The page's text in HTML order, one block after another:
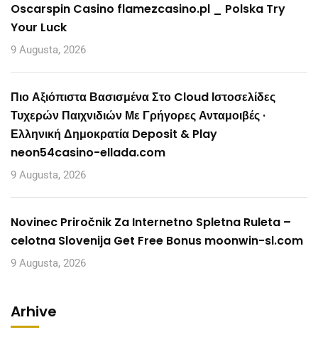
Oscarspin Casino flamezcasino.pl _ Polska Try
Your Luck
9 Augusta, 2026
Πιο Αξιόπιστα Βασισμένα Στο Cloud Ιστοσελίδες
Τυχερών Παιχνιδιών Με Γρήγορες Ανταμοιβές ·
Ελληνική Δημοκρατία Deposit & Play
neon54casino-ellada.com
9 Augusta, 2026
Novinec Priročnik Za Internetno Spletna Ruleta –
celotna Slovenija Get Free Bonus moonwin-sl.com
9 Augusta, 2026
Arhive